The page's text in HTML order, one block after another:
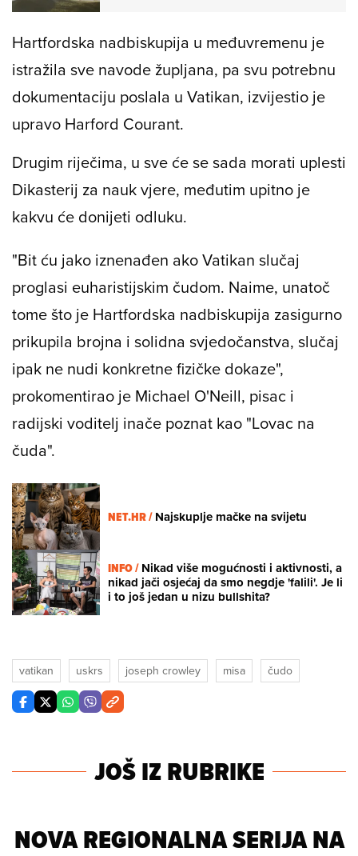
Hartfordska nadbiskupija u međuvremenu je
istražila sve navode župljana, pa svu potrebnu
dokumentaciju poslala u Vatikan, izvijestio je
upravo Harford Courant.
Drugim riječima, u sve će se sada morati uplesti
Dikasterij za nauk vjere, međutim upitno je
kakvu će donijeti odluku.
"Bit ću jako iznenađen ako Vatikan slučaj
proglasi euharistijskim čudom. Naime, unatoč
tome što je Hartfordska nadbiskupija zasigurno
prikupila brojna i solidna svjedočanstva, slučaj
ipak ne nudi konkretne fizičke dokaze",
prokomentirao je Michael O'Neill, pisac i
radijski voditelj inače poznat kao "Lovac na
čuda".
NET.HR /Najskuplje mačke na svijetu
INFO /Nikad više mogućnosti i aktivnosti, a
nikad jači osjećaj da smo negdje 'falili'. Je li
i to još jedan u nizu bullshita?
vatikan uskrs joseph crowley misa čudo
JOŠ IZ RUBRIKE
NOVA REGIONALNA SERIJA NA